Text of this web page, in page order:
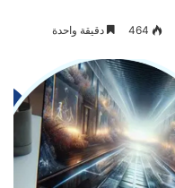
464 دقيقة واحدة